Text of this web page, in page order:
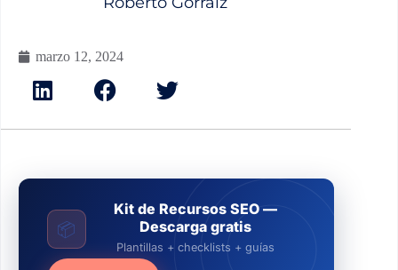
marzo 12, 2024
📦
Kit de Recursos SEO —
Descarga gratis
Plantillas + checklists + guías